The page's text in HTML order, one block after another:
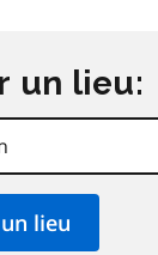
un lieu: